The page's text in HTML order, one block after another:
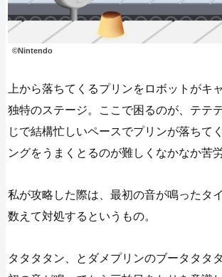
©Nintendo
上から落ちてくるプリンをロボットがキ
独特のステージ。ここで困るのが、テテ
じで結構忙しいペースでプリンが落ちて
ングをうまくとるのが難しくなかなか苦
私が攻略した際は、最初の音が鳴ったタ
数えて対処するというもの。
タタタタン、とダメプリンのブータタタ